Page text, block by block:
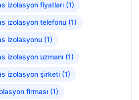
izolasyon fiyatları (1)
izolasyon telefonu (1)
izolasyonu (1)
izolasyon uzmanı (1)
izolasyon şirketi (1)
firması (1)